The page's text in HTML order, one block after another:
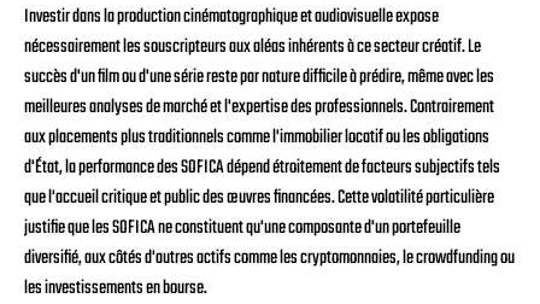
Investir dans la production cinématographique et audiovisuelle expose
nécessairement les souscripteurs aux aléas inhérents à ce secteur créatif. Le
succès d'un film ou d'une série reste par nature difficile à prédire, même avec les
meilleures analyses de marché et l'expertise des professionnels. Contrairement
aux placements plus traditionnels comme l'immobilier locatif ou les obligations
d'État, la performance des SOFICA dépend étroitement de facteurs subjectifs tels
que l'accueil critique et public des œuvres financées. Cette volatilité particulière
justifie que les SOFICA ne constituent qu'une composante d'un portefeuille
diversifié, aux côtés d'autres actifs comme les cryptomonnaies, le crowdfunding ou
les investissements en bourse.